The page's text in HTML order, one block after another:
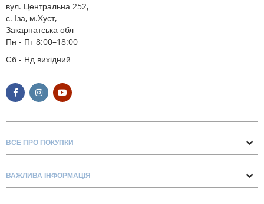
вул. Центральна 252,
с. Іза, м.Хуст,
Закарпатська обл
Пн - Пт 8:00–18:00
Сб - Нд вихідний
ВСЕ ПРО ПОКУПКИ
Про нас
ВАЖЛИВА ІНФОРМАЦІЯ